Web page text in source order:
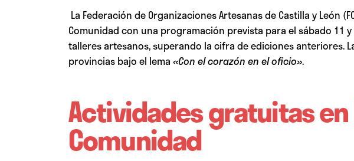
La Federación de Organizaciones Artesanas de Castilla y León
Comunidad con una programación prevista para el sábado 11
talleres artesanos, superando la cifra de ediciones anteriores.
provincias bajo el lema «Con el corazón en el oficio».
Actividades gratuitas
Comunidad